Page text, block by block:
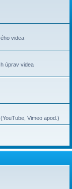
videa
úprav videa
Vimeo apod.)